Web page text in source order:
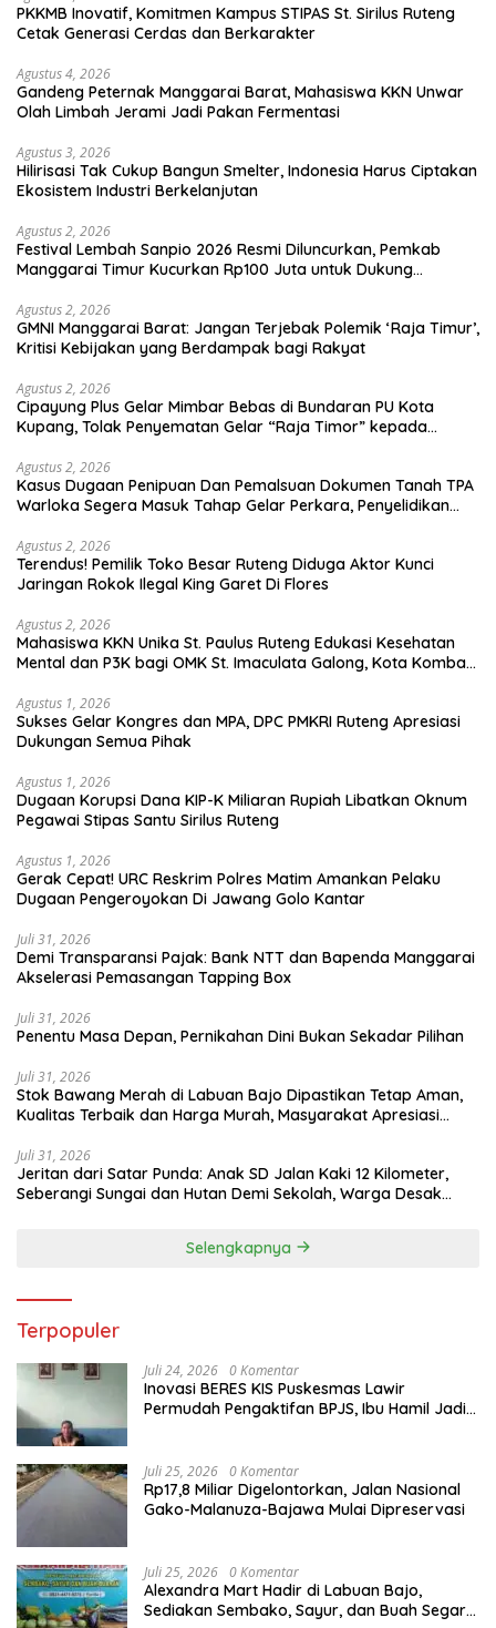
PKKMB Inovatif, Komitmen Kampus STIPAS St. Sirilus Ruteng
Cetak Generasi Cerdas dan Berkarakter
Agustus 4, 2026
Gandeng Peternak Manggarai Barat, Mahasiswa KKN Unwar
Olah Limbah Jerami Jadi Pakan Fermentasi
Agustus 3, 2026
Hilirisasi Tak Cukup Bangun Smelter, Indonesia Harus Ciptakan
Ekosistem Industri Berkelanjutan
Agustus 2, 2026
Festival Lembah Sanpio 2026 Resmi Diluncurkan, Pemkab
Manggarai Timur Kucurkan Rp100 Juta untuk Dukung
Agustus 2, 2026
GMNI Manggarai Barat: Jangan Terjebak Polemik ‘Raja Timur’,
Kritisi Kebijakan yang Berdampak bagi Rakyat
Agustus 2, 2026
Cipayung Plus Gelar Mimbar Bebas di Bundaran PU Kota
Kupang, Tolak Penyematan Gelar “Raja Timor” kepada
Agustus 2, 2026
Kasus Dugaan Penipuan Dan Pemalsuan Dokumen Tanah TPA
Warloka Segera Masuk Tahap Gelar Perkara, Penyelidikan
Agustus 2, 2026
Terendus! Pemilik Toko Besar Ruteng Diduga Aktor Kunci
Jaringan Rokok Ilegal King Garet Di Flores
Agustus 2, 2026
Mahasiswa KKN Unika St. Paulus Ruteng Edukasi Kesehatan
Mental dan P3K bagi OMK St. Imaculata Galong, Kota Komba
Agustus 1, 2026
Sukses Gelar Kongres dan MPA, DPC PMKRI Ruteng Apresiasi
Dukungan Semua Pihak
Agustus 1, 2026
Dugaan Korupsi Dana KIP-K Miliaran Rupiah Libatkan Oknum
Pegawai Stipas Santu Sirilus Ruteng
Agustus 1, 2026
Gerak Cepat! URC Reskrim Polres Matim Amankan Pelaku
Dugaan Pengeroyokan Di Jawang Golo Kantar
Juli 31, 2026
​Demi Transparansi Pajak: Bank NTT dan Bapenda Manggarai
Akselerasi Pemasangan Tapping Box
Juli 31, 2026
Penentu Masa Depan, Pernikahan Dini Bukan Sekadar Pilihan
Juli 31, 2026
Stok Bawang Merah di Labuan Bajo Dipastikan Tetap Aman,
Kualitas Terbaik dan Harga Murah, Masyarakat Apresiasi
Juli 31, 2026
Jeritan dari Satar Punda: Anak SD Jalan Kaki 12 Kilometer,
Seberangi Sungai dan Hutan Demi Sekolah, Warga Desak
Selengkapnya
Terpopuler
Juli 24, 2026 0 Komentar
Inovasi BERES KIS Puskesmas Lawir
Permudah Pengaktifan BPJS, Ibu Hamil Jadi
Juli 25, 2026 0 Komentar
Rp17,8 Miliar Digelontorkan, Jalan Nasional
Gako-Malanuza-Bajawa Mulai Dipreservasi
Juli 25, 2026 0 Komentar
Alexandra Mart Hadir di Labuan Bajo,
Sediakan Sembako, Sayur, dan Buah Segar